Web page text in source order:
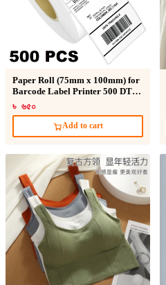
Paper Roll (75mm x 100mm) for
Barcode Label Printer 500 DT
Sticker
৳ ৬৫০
Add to cart